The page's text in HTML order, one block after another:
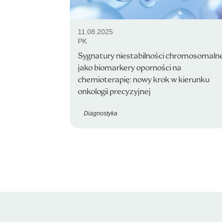
11.08.2025
PK
Sygnatury niestabilności
jako biomarkery oporności na
chemioterapię: nowy krok w kierunku
onkologii precyzyjnej
Diagnostyka